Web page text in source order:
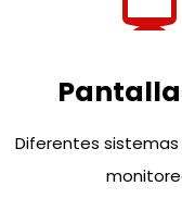
Pantalla
Diferentes